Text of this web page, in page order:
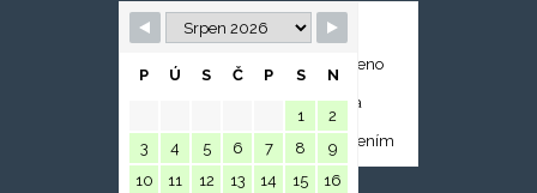
Nevypsáno
Plně obsazeno
Volná místa
Před obsazením
P Ú S Č P S N
1
2
3
4 5 6 7 8
9
10
11 12 13 14 15
16